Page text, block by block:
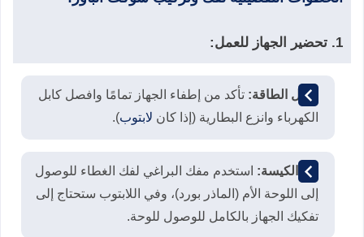
1. تحضير الجهاز للعمل:
فصل الطاقة: تأكد من إطفاء الجهاز تمامًا وافصل كابل
الكهرباء وانزع البطارية (إذا كان لابتوب).
فك الكيسة: استخدم مفك البراغي لفك الغطاء للوصول
إلى اللوحة الأم (الماذر بورد)، وفي اللابتوب ستحتاج إلى
تفكيك الجهاز بالكامل للوصول للوحة.